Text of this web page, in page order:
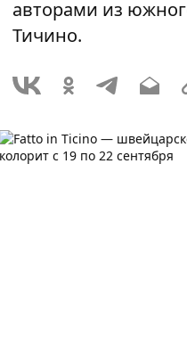
авторами из
Тичино.